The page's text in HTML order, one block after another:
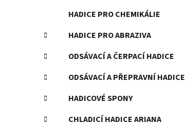
HADICE PRO CHEMIKÁLIE
HADICE PRO ABRAZIVA
ODSÁVACÍ A ČERPACÍ HADICE
ODSÁVACÍ A PŘEPRAVNÍ HADICE
HADICOVÉ SPONY
CHLADICÍ HADICE ARIANA